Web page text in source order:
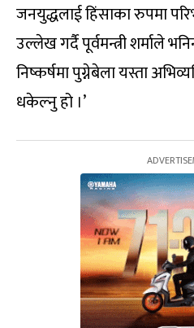
जनयुद्धलाई हिंसाका रुपमा
उल्लेख गर्दै पूर्वमन्त्री शर्माले
निष्कर्षमा पुग्नेबेला यस्ता
धकेल्नु हो ।’